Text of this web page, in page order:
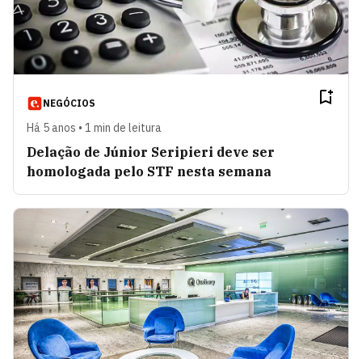
NEGÓCIOS
Há 5 anos • 1 min de leitura
Delação de Júnior Seripieri deve ser
homologada pelo STF nesta semana